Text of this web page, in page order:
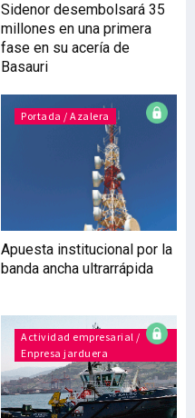
resultado, después de
impuestos, y haber podido
amortizar 121 millones de
deuda, ha sido producto de
un año de mucho trabajo
Sidenor desembolsará 35
millones en una primera
fase en su acería de
Basauri
Portada / Azalera
Apuesta institucional por la
banda ancha ultrarrápida
Actividad empresarial /
Enpresa jarduera